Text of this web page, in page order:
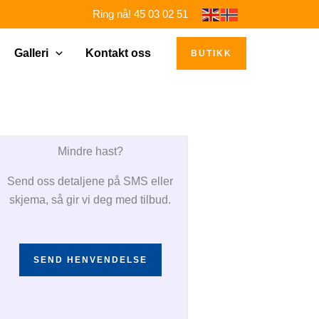
Ring nå! 45 03 02 51
Galleri Kontakt oss BUTIKK
Mindre hast?
Send oss detaljene på SMS eller
skjema, så gir vi deg med tilbud.
SEND HENVENDELSE